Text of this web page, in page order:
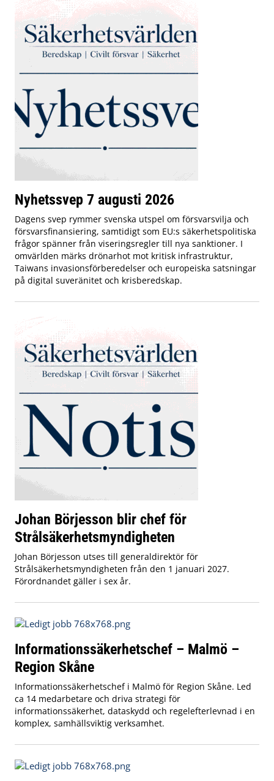
Nyhetssvep 7 augusti 2026
Dagens svep rymmer svenska utspel om försvarsvilja och
försvarsfinansiering, samtidigt som EU:s säkerhetspolitiska
frågor spänner från viseringsregler till nya sanktioner. I
omvärlden märks drönarhot mot kritisk infrastruktur,
Taiwans invasionsförberedelser och europeiska satsningar
på digital suveränitet och krisberedskap.
Johan Börjesson blir chef för
Strålsäkerhetsmyndigheten
Johan Börjesson utses till generaldirektör för
Strålsäkerhetsmyndigheten från den 1 januari 2027.
Förordnandet gäller i sex år.
Informationssäkerhetschef – Malmö –
Region Skåne
Informationssäkerhetschef i Malmö för Region Skåne. Led
ca 14 medarbetare och driva strategi för
informationssäkerhet, dataskydd och regelefterlevnad i en
komplex, samhällsviktig verksamhet.